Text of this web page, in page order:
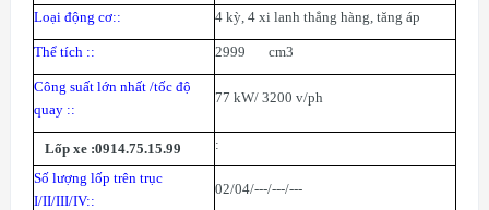
Loại động cơ:: 4 kỳ, 4 xi lanh thẳng hàng, tăng áp
Thể tích :: 2999 cm3
Công suất lớn nhất /tốc độ
quay ::
77 kW/ 3200 v/ph
Lốp xe :0914.75.15.99 :
Số lượng lốp trên trục
I/II/III/IV::
02/04/---/---/---